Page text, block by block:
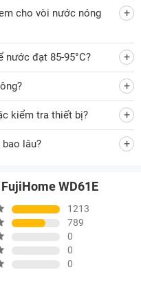
WD61E có công
suất 5 lít/giờ với nhiệt
oC, 96oC, đáp ứng nhu cầu
dùng để pha trà, cà
được làm từ các chất
an toàn cao. Bình chứa
bảo chất lượng nước an
ngoài của cây nước
chịu nhiệt, chịu lực,
cho vòi nước nóng
đạt 85-95°C?
kiểm tra thiết bị?
lâu?
WD61E
1213
789
0
0
0